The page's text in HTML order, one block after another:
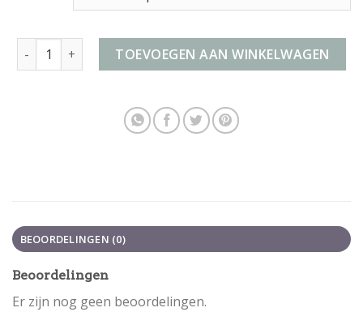
harde koffer groot aantalTOEVOEGEN AAN WINKELWAGEN
BEOORDELINGEN (0)
Beoordelingen
Er zijn nog geen beoordelingen.